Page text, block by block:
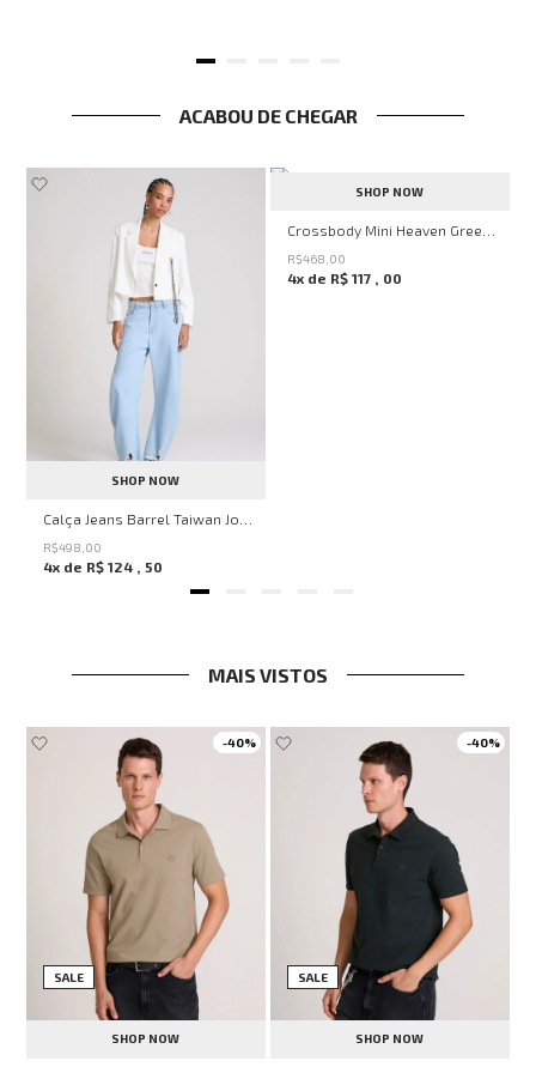
ACABOU DE CHEGAR
SHOP NOW
R$498 00
4x de R$ 124 50
SHOP NOW
R$468 00
4x de R$ 117 , 00
MAIS VISTOS
-40%
SALE
SHOP NOW
-40%
SALE
SHOP NOW